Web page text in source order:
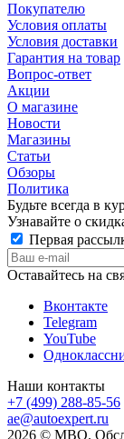
Покупателю
Условия оплаты
Условия доставки
Гарантия на товар
Вопрос-ответ
Акции
О магазине
Новости
Магазины
Статьи
Обзоры
Политика
Будьте всегда в
Узнавайте о
Первая
Оставайтесь на
Вконтакте
Telegram
YouTube
Наши контакты
+7 (499) 288-85-56
ae@autoexpert.ru
2026 © МВО.